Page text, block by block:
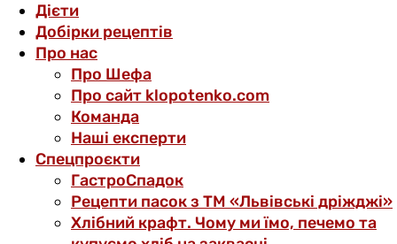
Дієти
Добірки рецептів
Про нас
Про Шефа
Про сайт klopotenko.com
Команда
Наші експерти
Спецпроєкти
ГастроСпадок
Рецепти пасок з ТМ «Львівські дріжджі»
Хлібний крафт. Чому ми їмо, печемо та